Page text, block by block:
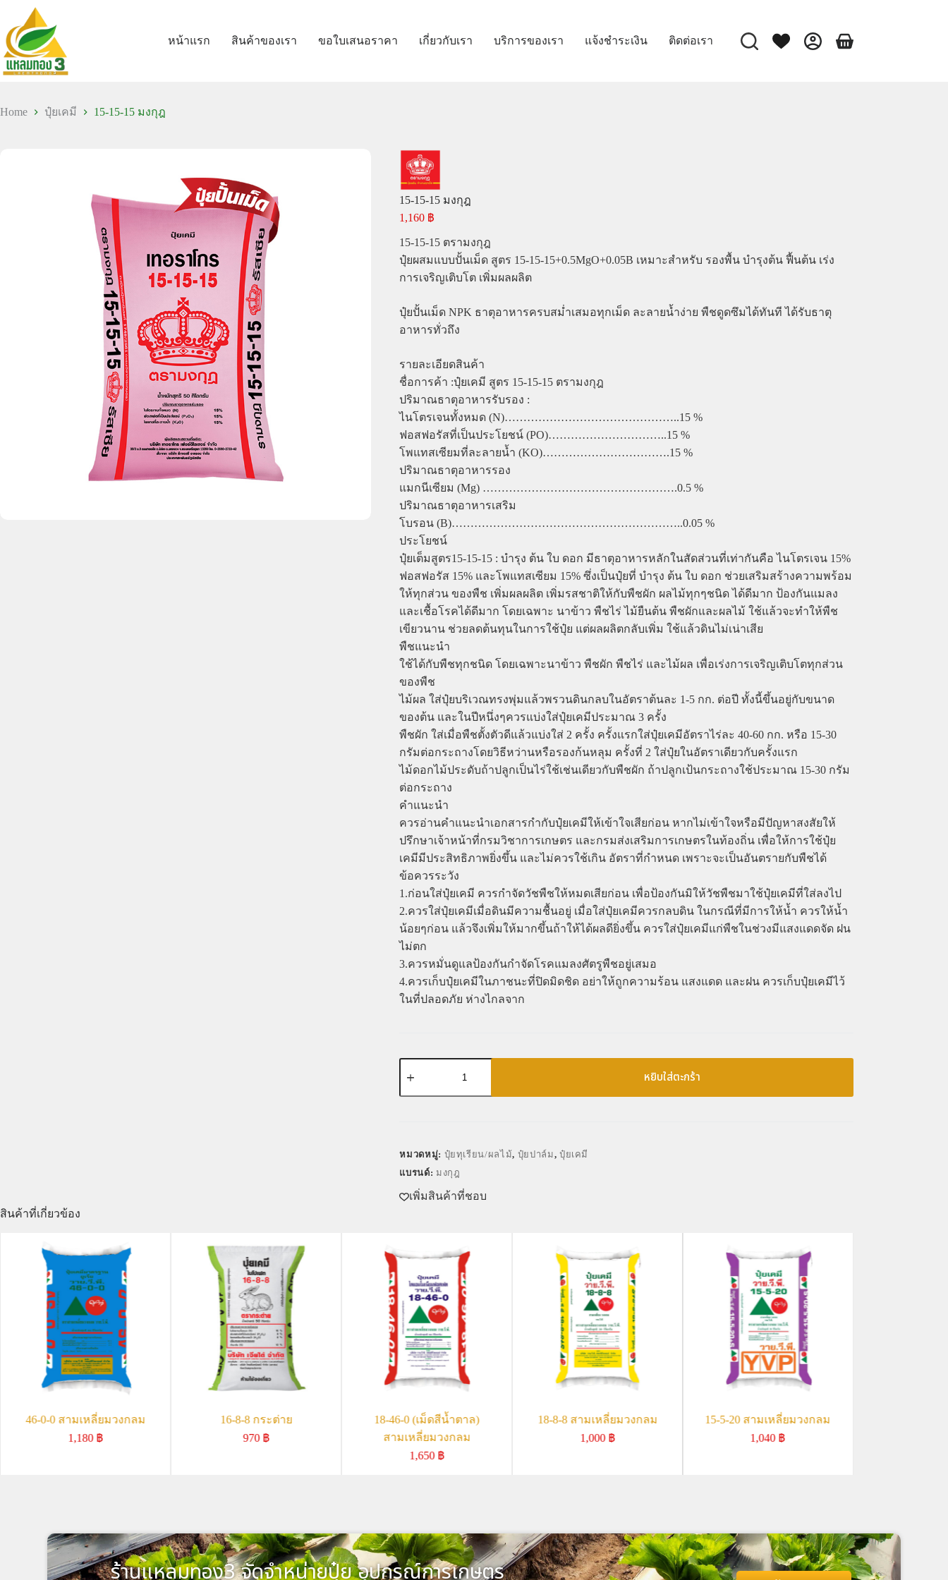
หน้าแรก สินค้าของเรา ขอใบเสนอราคา เกี่ยวกับเรา บริการของเรา แจ้งชำระเงิน ติดต่อเรา
Home ปุ๋ยเคมี 15-15-15 มงกุฎ
15-15-15 มงกุฎ
1,160 ฿
15-15-15 ตรามงกุฎ
ปุ๋ยผสมแบบปั้นเม็ด สูตร 15-15-15+0.5MgO+0.05B เหมาะสำหรับ รองพื้น บำรุงต้น ฟื้นต้น เร่ง
การเจริญเติบโต เพิ่มผลผลิต
ปุ๋ยปั้นเม็ด NPK ธาตุอาหารครบสม่ำเสมอทุกเม็ด ละลายน้ำง่าย พืชดูดซึมได้ทันที ได้รับธาตุ
อาหารทั่วถึง
รายละเอียดสินค้า
ชื่อการค้า :ปุ๋ยเคมี สูตร 15-15-15 ตรามงกุฎ
ปริมาณธาตุอาหารรับรอง :
ไนโตรเจนทั้งหมด (N)………………………………………..15 %
ฟอสฟอรัสที่เป็นประโยชน์ (PO)…………………………..15 %
โพแทสเซียมที่ละลายน้ำ (KO)…………………………….15 %
ปริมาณธาตุอาหารรอง
แมกนีเซียม (Mg) …………………………………………….0.5 %
ปริมาณธาตุอาหารเสริม
โบรอน (B)……………………………………………………..0.05 %
ประโยชน์
ปุ๋ยเต็มสูตร15-15-15 : บำรุง ต้น ใบ ดอก มีธาตุอาหารหลักในสัดส่วนที่เท่ากันคือ ไนโตรเจน 15%
ฟอสฟอรัส 15% และโพแทสเซียม 15% ซึ่งเป็นปุ๋ยที่ บำรุง ต้น ใบ ดอก ช่วยเสริมสร้างความพร้อม
ให้ทุกส่วน ของพืช เพิ่มผลผลิต เพิ่มรสชาติให้กับพืชผัก ผลไม้ทุกๆชนิด ได้ดีมาก ป้องกันแมลง
และเชื้อโรคได้ดีมาก โดยเฉพาะ นาข้าว พืชไร่ ไม้ยืนต้น พืชผักและผลไม้ ใช้แล้วจะทำให้พืช
เขียวนาน ช่วยลดต้นทุนในการใช้ปุ๋ย แต่ผลผลิตกลับเพิ่ม ใช้แล้วดินไม่เน่าเสีย
พืชแนะนำ
ใช้ได้กับพืชทุกชนิด โดยเฉพาะนาข้าว พืชผัก พืชไร่ และไม้ผล เพื่อเร่งการเจริญเติบโตทุกส่วน
ของพืช
ไม้ผล ใส่ปุ๋ยบริเวณทรงพุ่มแล้วพรวนดินกลบในอัตราต้นละ 1-5 กก. ต่อปี ทั้งนี้ขึ้นอยู่กับขนาด
ของต้น และในปีหนึ่งๆควรแบ่งใส่ปุ๋ยเคมีประมาณ 3 ครั้ง
พืชผัก ใส่เมื่อพืชตั้งตัวดีแล้วแบ่งใส่ 2 ครั้ง ครั้งแรกใส่ปุ๋ยเคมีอัตราไร่ละ 40-60 กก. หรือ 15-30
กรัมต่อกระถางโดยวิธีหว่านหรือรองก้นหลุม ครั้งที่ 2 ใส่ปุ๋ยในอัตราเดียวกับครั้งแรก
ไม้ดอกไม้ประดับถ้าปลูกเป็นไร่ใช้เช่นเดียวกับพืชผัก ถ้าปลูกเป้นกระถางใช้ประมาณ 15-30 กรัม
ต่อกระถาง
คำแนะนำ
ควรอ่านคำแนะนำเอกสารกำกับปุ๋ยเคมีให้เข้าใจเสียก่อน หากไม่เข้าใจหรือมีปัญหาสงสัยให้
ปรึกษาเจ้าหน้าที่กรมวิชาการเกษตร และกรมส่งเสริมการเกษตรในท้องถิ่น เพื่อให้การใช้ปุ๋ย
เคมีมีประสิทธิภาพยิ่งขึ้น และไม่ควรใช้เกิน อัตราที่กำหนด เพราะจะเป็นอันตรายกับพืชได้
ข้อควรระวัง
1.ก่อนใส่ปุ๋ยเคมี ควรกำจัดวัชพืชให้หมดเสียก่อน เพื่อป้องกันมิให้วัชพืชมาใช้ปุ๋ยเคมีที่ใส่ลงไป
2.ควรใส่ปุ๋ยเคมีเมื่อดินมีความชื้นอยู่ เมื่อใส่ปุ๋ยเคมีควรกลบดิน ในกรณีที่มีการให้น้ำ ควรให้น้ำ
น้อยๆก่อน แล้วจึงเพิ่มให้มากขึ้นถ้าให้ได้ผลดียิ่งขึ้น ควรใส่ปุ๋ยเคมีแก่พืชในช่วงมีแสงแดดจัด ฝน
ไม่ตก
3.ควรหมั่นดูแลป้องกันกำจัดโรคแมลงศัตรูพืชอยู่เสมอ
4.ควรเก็บปุ๋ยเคมีในภาชนะที่ปิดมิดชิด อย่าให้ถูกความร้อน แสงแดด และฝน ควรเก็บปุ๋ยเคมีไว้
ในที่ปลอดภัย ห่างไกลจาก
หยิบใส่ตะกร้า
หมวดหมู่: ปุ๋ยทุเรียน/ผลไม้, ปุ๋ยปาล์ม, ปุ๋ยเคมี
แบรนด์: มงกุฎ
เพิ่มสินค้าที่ชอบ
สินค้าที่เกี่ยวข้อง
46-0-0 สามเหลี่ยมวงกลม
1,180 ฿
16-8-8 กระต่าย
970 ฿
18-46-0 (เม็ดสีน้ำตาล)
สามเหลี่ยมวงกลม
1,650 ฿
18-8-8 สามเหลี่ยมวงกลม
1,000 ฿
15-5-20 สามเหลี่ยมวงกลม
1,040 ฿
ร้านแหลมทอง3 จัดจำหน่ายปุ๋ย อุปกรณ์การเกษตร